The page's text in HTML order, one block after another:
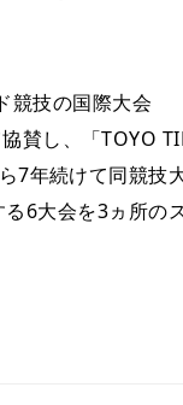
競技の国際大会
賛し、「TOYO
7年続けて同競技
6大会を3ヵ所の